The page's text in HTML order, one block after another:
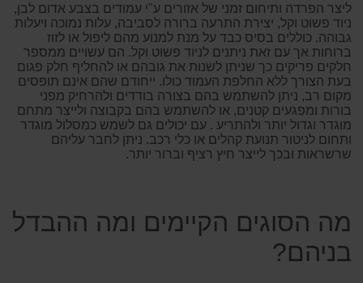
ליצר הפרדה ותיחום זמני של אזורים ע"י עמודים בצבע אדום לבן,
ניוד פשוט וקל, יצירת התרעה ברורה לסביבה, עלות נמוכה ויעלות
גבוהה. כוללים בסיס כבד על מנת למנוע מהם ליפול או לזוז
ברוחות אך עם זאת ניתנים לניוד פשוט וקל. הם עשויים ממספר
חלקים פריקים כך שניתן לשנות את גובהם או להחליף חלק פגום
בעת הצורך ללא החלפת העמוד כולו. ייחודם שהם אינם תופסים
מקום רב, ניתן להשתמש בהם בצורה בודדים ולהרחיק מפני
בורות ומפגעים קטנים, או להשתמש בהם בקבוצה ולייצר מתחם
מוגדר וגדול יותר ולהתריע . עם יכולים גם לשמש כמסלול מוגדר
ותחום לניטור תנועת קהלים או כלי רכב. ניתן לחבר עליהם
שרשראות ובכך לייצר חיץ רציף וברור יותר.
מה הסוגים הקיימים ומה ההבדל
בניהם?